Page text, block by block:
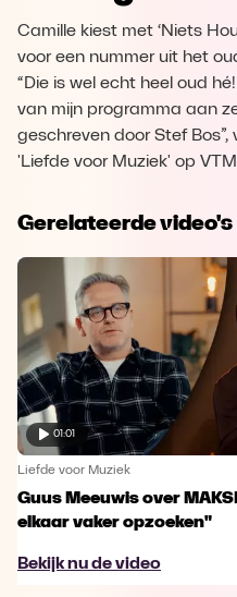
Camille kiest met ‘Niets
voor een nummer uit het
“Die is wel echt heel oud
van mijn programma aan
geschreven door Stef
'Liefde voor Muziek' op VTM
Gerelateerde video's
01:01
Liefde voor Muziek
Guus Meeuwis over
elkaar vaker opzoeken"
Bekijk nu de video